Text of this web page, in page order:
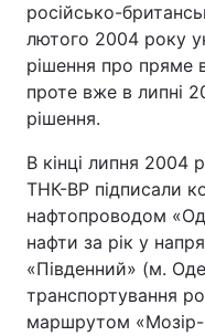
російсько-
лютого 2004 року
рішення про пряме
проте вже в липні
рішення.
В кінці липня 2004
ТНК-ВР підписали
нафтопроводом
нафти за рік у
«Південний» (м.
транспортування
маршрутом